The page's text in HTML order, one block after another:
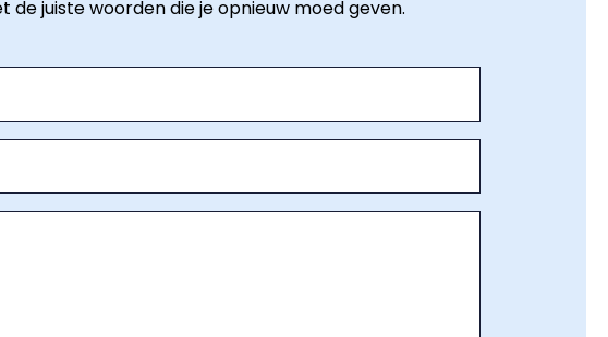
de juiste woorden die je opnieuw moed geven.